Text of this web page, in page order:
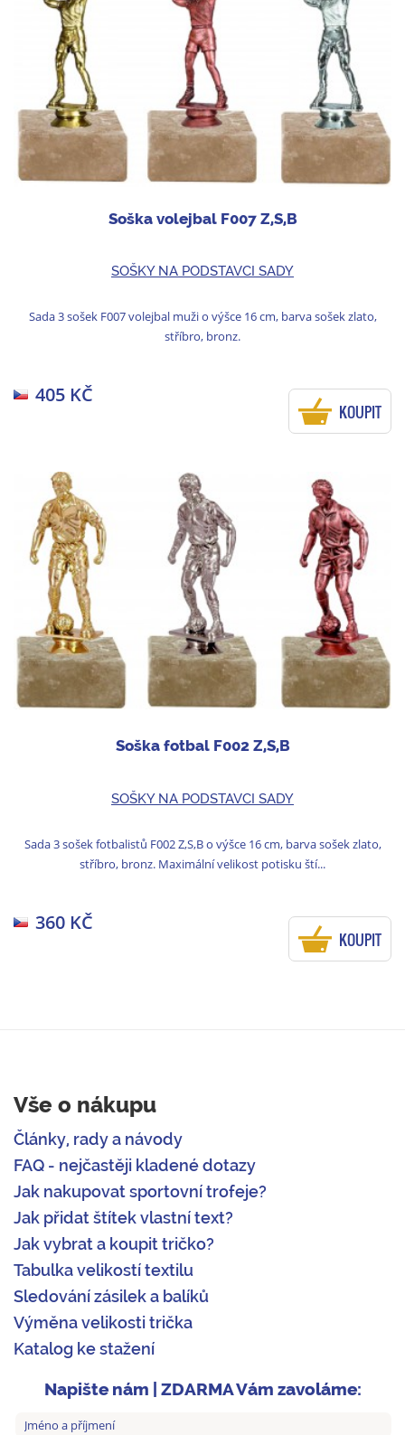
Soška volejbal F007 Z,S,B
SOŠKY NA PODSTAVCI SADY
Sada 3 sošek F007 volejbal muži o výšce 16 cm, barva sošek zlato,
stříbro, bronz.
405 KČ
KOUPIT
Soška fotbal F002 Z,S,B
SOŠKY NA PODSTAVCI SADY
Sada 3 sošek fotbalistů F002 Z,S,B o výšce 16 cm, barva sošek zlato,
stříbro, bronz. Maximální velikost potisku ští...
360 KČ
KOUPIT
Vše o nákupu
Články, rady a návody
FAQ - nejčastěji kladené dotazy
Jak nakupovat sportovní trofeje?
Jak přidat štítek vlastní text?
Jak vybrat a koupit tričko?
Tabulka velikostí textilu
Sledování zásilek a balíků
Výměna velikosti trička
Katalog ke stažení
Napište nám | ZDARMA Vám zavoláme: